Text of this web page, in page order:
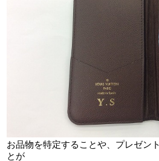
お品物を特定することや、プレゼン
とが